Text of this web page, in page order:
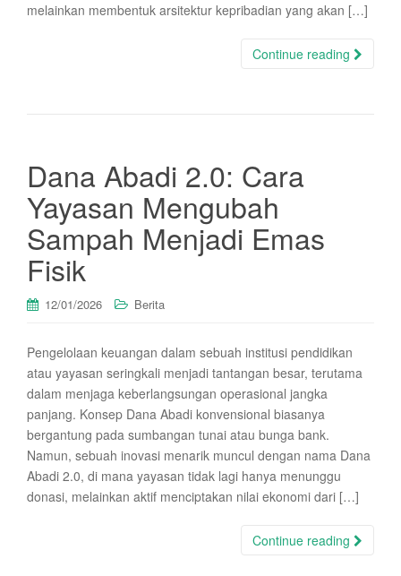
melainkan membentuk arsitektur kepribadian yang akan […]
Continue reading
Dana Abadi 2.0: Cara
Yayasan Mengubah
Sampah Menjadi Emas
Fisik
12/01/2026 Berita
Pengelolaan keuangan dalam sebuah institusi pendidikan
atau yayasan seringkali menjadi tantangan besar, terutama
dalam menjaga keberlangsungan operasional jangka
panjang. Konsep Dana Abadi konvensional biasanya
bergantung pada sumbangan tunai atau bunga bank.
Namun, sebuah inovasi menarik muncul dengan nama Dana
Abadi 2.0, di mana yayasan tidak lagi hanya menunggu
donasi, melainkan aktif menciptakan nilai ekonomi dari […]
Continue reading